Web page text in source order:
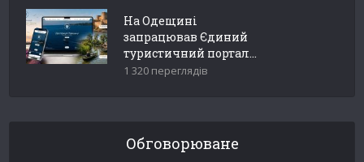
На Одещині
запрацював Єдиний
туристичний портал...
1 320 переглядів
Обговорюване